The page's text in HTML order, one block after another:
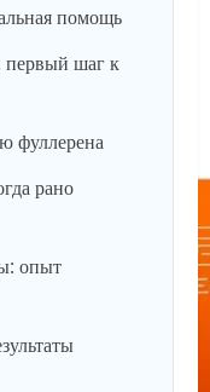
помощь
первый шаг к
фуллерена
рано
опыт